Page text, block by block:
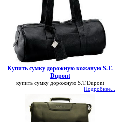
Купить сумку дорожную кожаную S.T.
Dupont
купить сумку дорожную S.T.Dupont
Подробнее...